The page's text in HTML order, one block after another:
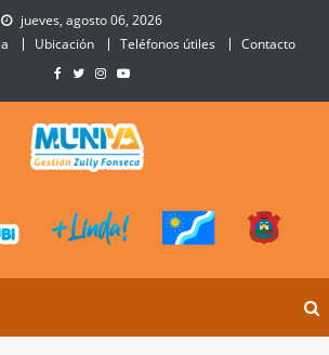
jueves, agosto 06, 2026
Ubicación Teléfonos útiles Contacto
Ascasubi